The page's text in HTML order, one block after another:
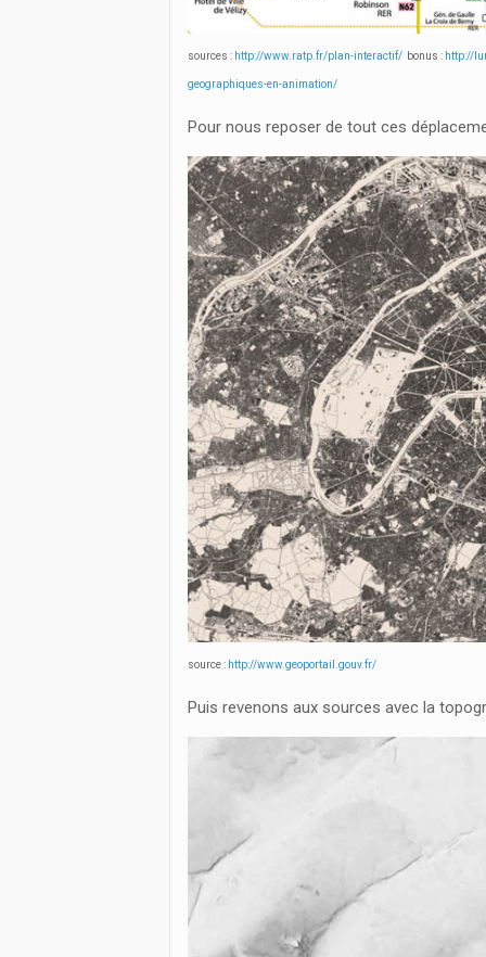
sources : http://www.ratp.fr/plan-interactif/ bonus : http://
geographiques-en-animation/
Pour nous reposer de tout ces
source : http://www.geoportail.gouv.fr/
Puis revenons aux sources avec la